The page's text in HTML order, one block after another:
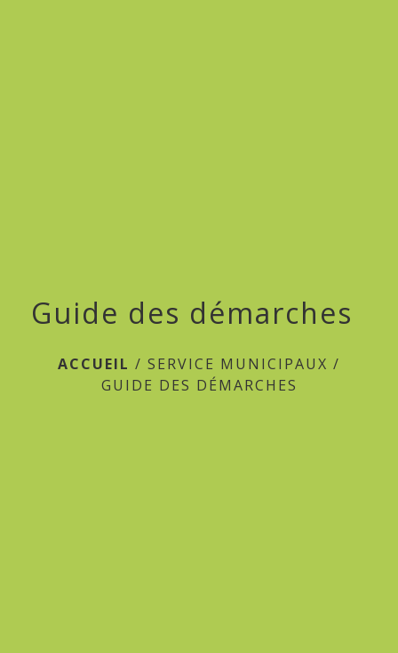
Guide des démarches
ACCUEIL / SERVICE MUNICIPAUX /
GUIDE DES DÉMARCHES